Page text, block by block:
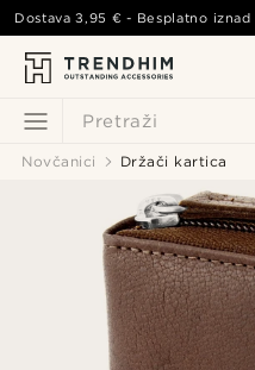
Pretraži
Dostava3,95 € - Besplatno iznad
Novčanici Držači kartica